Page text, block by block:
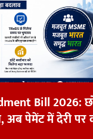
Bill 2026:
पेमेंट में देरी पर